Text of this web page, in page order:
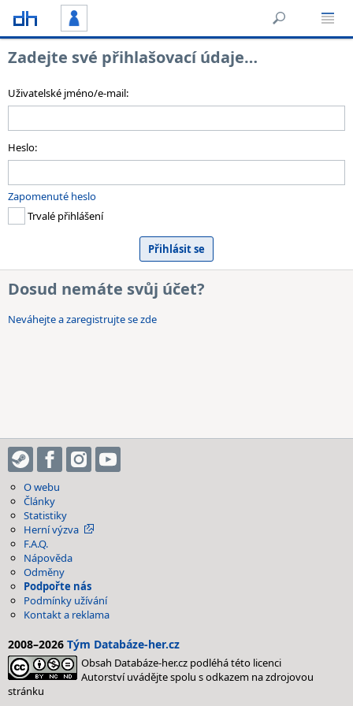
Zadejte své přihlašovací údaje…
Uživatelské jméno/e-mail:
Heslo:
Zapomenuté heslo
Trvalé přihlášení
Dosud nemáte svůj účet?
Neváhejte a zaregistrujte se zde
O webu
Články
Statistiky
Herní výzva
F.A.Q.
Nápověda
Odměny
Podpořte nás
Podmínky užívání
Kontakt a reklama
2008–2026 Tým Databáze-her.cz
Obsah Databáze-her.cz podléhá této licenci
Autorství uvádějte spolu s odkazem na zdrojovou
stránku